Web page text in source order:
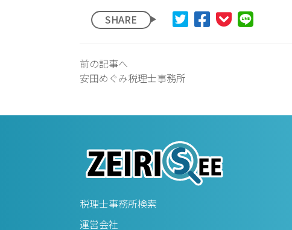
SHARE
前の記事へ
安田めぐみ税理士事務所
税理士事務所検索
運営会社